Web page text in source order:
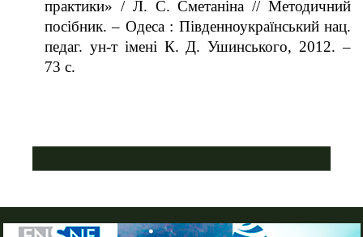
практики» / Л. С. Сметаніна // Методичний
посібник. – Одеса : Південноукраїнський нац.
педаг. ун-т імені К. Д. Ушинського, 2012. –
73 с.